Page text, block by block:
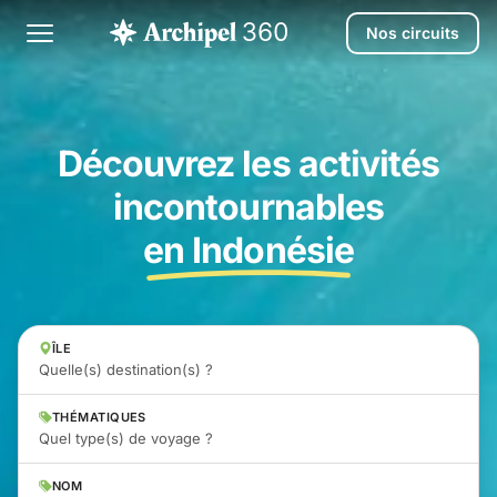
Nos circuits
Découvrez les activités
incontournables
en Indonésie
ÎLE
Quelle(s) destination(s) ?
THÉMATIQUES
Quel type(s) de voyage ?
NOM